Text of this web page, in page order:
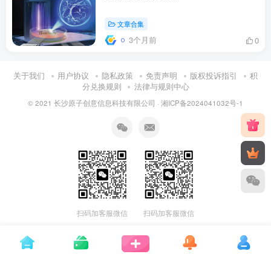
文章合集
3个月前 0
关于我们 用户协议 隐私政策 免责声明 版权投诉指引
积
分兑换规则
法律与规则中心
© 2021 长沙原子创意信息科技有限公司 · 湘ICP备2024041032号-1
扫码加客服微信 扫码加客服微信